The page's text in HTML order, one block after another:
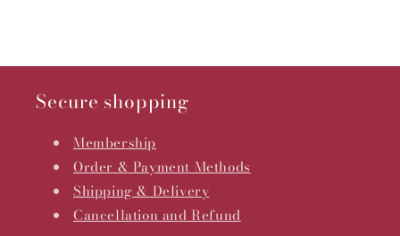
Secure shopping
Membership
Order & Payment Methods
Shipping & Delivery
Cancellation and Refund